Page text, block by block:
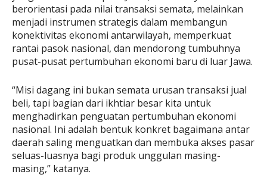
berorientasi pada nilai transaksi semata, melainkan
menjadi instrumen strategis dalam membangun
konektivitas ekonomi antarwilayah, memperkuat
rantai pasok nasional, dan mendorong tumbuhnya
pusat-pusat pertumbuhan ekonomi baru di luar Jawa.
“Misi dagang ini bukan semata urusan transaksi jual
beli, tapi bagian dari ikhtiar besar kita untuk
menghadirkan penguatan pertumbuhan ekonomi
nasional. Ini adalah bentuk konkret bagaimana antar
daerah saling menguatkan dan membuka akses pasar
seluas-luasnya bagi produk unggulan masing-
masing,” katanya.